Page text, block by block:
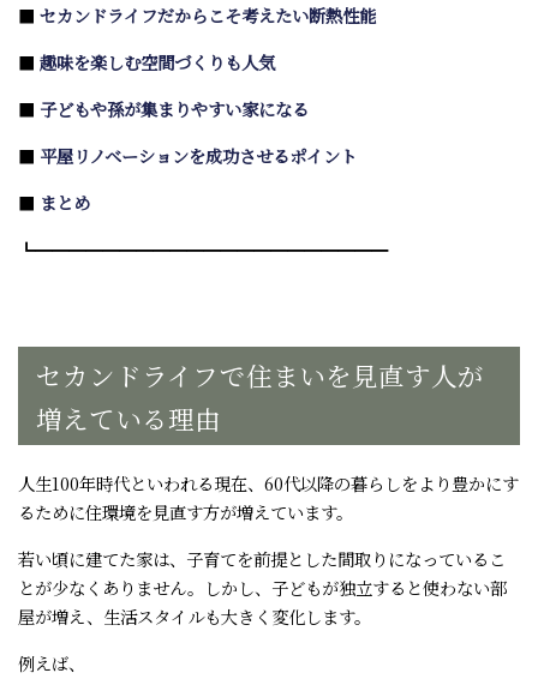
■ セカンドライフだからこそ考えたい断熱性能
■ 趣味を楽しむ空間づくりも人気
■ 子どもや孫が集まりやすい家になる
■ 平屋リノベーションを成功させるポイント
■ まとめ
┗━━━━━━━━━━━━━━━━━━━━━
セカンドライフで住まいを見直す人が
増えている理由
人生100年時代といわれる現在、60代以降の暮らしをより豊かにす
るために住環境を見直す方が増えています。
若い頃に建てた家は、子育てを前提とした間取りになっているこ
とが少なくありません。しかし、子どもが独立すると使わない部
屋が増え、生活スタイルも大きく変化します。
例えば、